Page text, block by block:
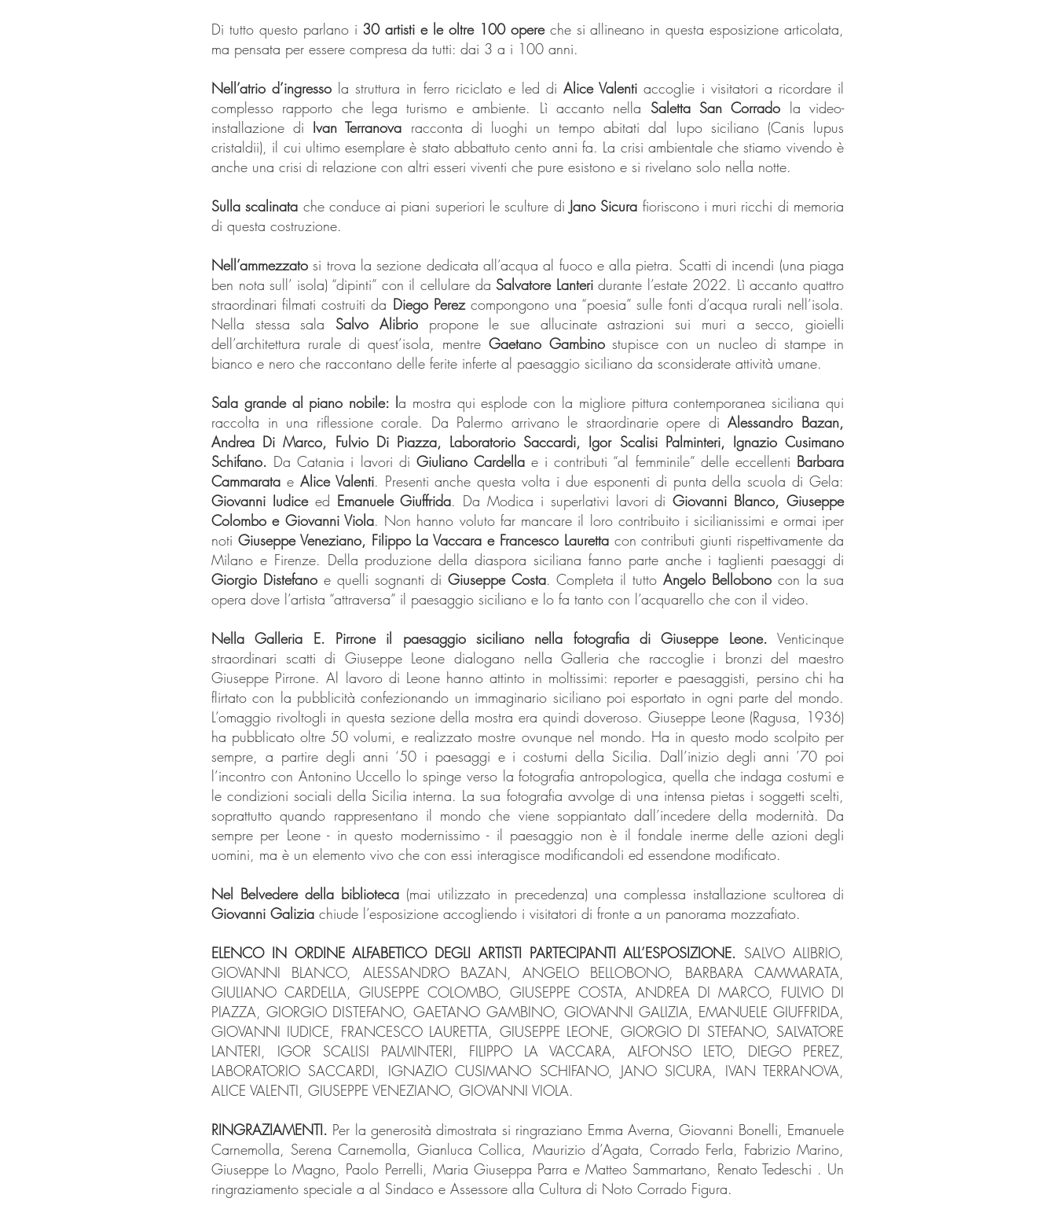
Di tutto questo parlano i 30 artisti e le oltre 100 opereche si allineano in questa esposizione articolata,
ma pensata per essere compresa da tutti: dai 3 a i 100 anni.
Nell’atrio d’ingresso la struttura in ferro riciclato e led diAlice Valenti accoglie i visitatori a ricordare il
complesso rapporto che lega turismo e ambiente. Lì accanto nella Saletta San Corrado la video-
installazione di Ivan Terranova racconta di luoghi un tempo abitati dal lupo siciliano (Canis lupus
cristaldii), il cui ultimo esemplare è stato abbattuto cento anni fa. La crisi ambientale che stiamo vivendo è
anche una crisi di relazione con altri esseri viventi che pure esistono e si rivelano solo nella notte.
Sulla scalinata che conduce ai piani superiori le sculture di Jano Sicura fioriscono i muri ricchi di memoria
di questa costruzione.
Nell’ammezzato si trova la sezione dedicata all’acqua al fuoco e alla pietra. Scatti di incendi (una piaga
ben nota sull’ isola) “dipinti” con il cellulare daSalvatore Lanteridurante l’estate 2022. Lì accanto quattro
straordinari filmati costruiti da Diego Perezcompongono una “poesia” sulle fonti d’acqua rurali nell’isola.
Nella stessa salaSalvo Alibriopropone le sue allucinate astrazioni sui muri a secco, gioielli
dell’architettura rurale di quest’isola, mentre Gaetano Gambinostupisce con un nucleo di stampe in
bianco e nero che raccontano delle ferite inferte al paesaggio siciliano da sconsiderate attività umane.
Sala grande al piano nobile: la mostra qui esplode con la migliore pittura contemporanea siciliana qui
raccolta in una riflessione corale. Da Palermo arrivano le straordinarie opere diAlessandro Bazan,
Andrea Di Marco, Fulvio Di Piazza, Laboratorio Saccardi, Igor Scalisi Palminteri, Ignazio Cusimano
Schifano. Da Catania i lavori di Giuliano Cardellae i contributi “al femminile” delle eccellenti Barbara
Cammarata e Alice Valenti. Presenti anche questa volta i due esponenti di punta della scuola di Gela:
Giovanni Iudiceed Emanuele Giuffrida. Da Modica i superlativi lavori diGiovanni Blanco, Giuseppe
Colombo e Giovanni Viola. Non hanno voluto far mancare il loro contribuito i sicilianissimi e ormai iper
noti Giuseppe Veneziano, Filippo La Vaccara e Francesco Laurettacon contributi giunti rispettivamente da
Milano e Firenze. Della produzione della diaspora siciliana fanno parte anche i taglienti paesaggi di
Giorgio Distefanoe quelli sognanti di Giuseppe Costa. Completa il tuttoAngelo Bellobono con la sua
opera dove l’artista “attraversa” il paesaggio siciliano e lo fa tanto con l’acquarello che con il video.
Nella Galleria E. Pirrone il paesaggio siciliano nella fotografia di Giuseppe Leone. Venticinque
straordinari scatti di Giuseppe Leone dialogano nella Galleria che raccoglie i bronzi del maestro
Giuseppe Pirrone. Al lavoro di Leone hanno attinto in moltissimi: reporter e paesaggisti, persino chi ha
flirtato con la pubblicità confezionando un immaginario siciliano poi esportato in ogni parte del mondo.
L’omaggio rivoltogli in questa sezione della mostra era quindi doveroso. Giuseppe Leone (Ragusa, 1936)
ha pubblicato oltre 50 volumi, e realizzato mostre ovunque nel mondo. Ha in questo modo scolpito per
sempre, a partire degli anni ‘50 i paesaggi e i costumi della Sicilia. Dall’inizio degli anni ’70 poi
l’incontro con Antonino Uccello lo spinge verso la fotografia antropologica, quella che indaga costumi e
le condizioni sociali della Sicilia interna. La sua fotografia avvolge di una intensa pietas i soggetti scelti,
soprattutto quando rappresentano il mondo che viene soppiantato dall’incedere della modernità. Da
sempre per Leone - in questo modernissimo - il paesaggio non è il fondale inerme delle azioni degli
uomini, ma è un elemento vivo che con essi interagisce modificandoli ed essendone modificato.
Nel Belvedere della biblioteca (mai utilizzato in precedenza) una complessa installazione scultorea di
Giovanni Galizia chiude l’esposizione accogliendo i visitatori di fronte a un panorama mozzafiato.
ELENCO IN ORDINE ALFABETICO DEGLI ARTISTI PARTECIPANTI ALL’ESPOSIZIONE. SALVO ALIBRIO,
GIOVANNI BLANCO, ALESSANDRO BAZAN, ANGELO BELLOBONO, BARBARA CAMMARATA,
GIULIANO CARDELLA, GIUSEPPE COLOMBO, GIUSEPPE COSTA, ANDREA DI MARCO, FULVIO DI
PIAZZA, GIORGIO DISTEFANO, GAETANO GAMBINO, GIOVANNI GALIZIA, EMANUELE GIUFFRIDA,
GIOVANNI IUDICE, FRANCESCO LAURETTA, GIUSEPPE LEONE, GIORGIO DI STEFANO, SALVATORE
LANTERI, IGOR SCALISI PALMINTERI, FILIPPO LA VACCARA, ALFONSO LETO, DIEGO PEREZ,
LABORATORIO SACCARDI, IGNAZIO CUSIMANO SCHIFANO, JANO SICURA, IVAN TERRANOVA,
ALICE VALENTI, GIUSEPPE VENEZIANO, GIOVANNI VIOLA.
RINGRAZIAMENTI. Per la generosità dimostrata si ringraziano Emma Averna, Giovanni Bonelli, Emanuele
Carnemolla, Serena Carnemolla, Gianluca Collica, Maurizio d’Agata, Corrado Ferla, Fabrizio Marino,
Giuseppe Lo Magno, Paolo Perrelli, Maria Giuseppa Parra e Matteo Sammartano, Renato Tedeschi . Un
ringraziamento speciale a al Sindaco e Assessore alla Cultura di Noto Corrado Figura.